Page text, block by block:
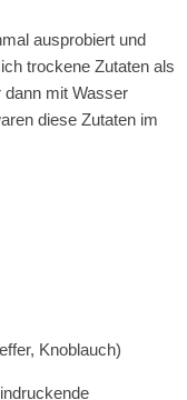
ausprobiert und
trockene Zutaten als
dann mit Wasser
diese Zutaten im
Knoblauch)